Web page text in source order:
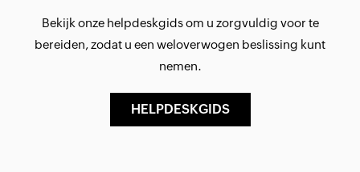
Bekijk onze helpdeskgids om u zorgvuldig voor te
bereiden, zodat u een weloverwogen beslissing kunt
nemen.
HELPDESKGIDS